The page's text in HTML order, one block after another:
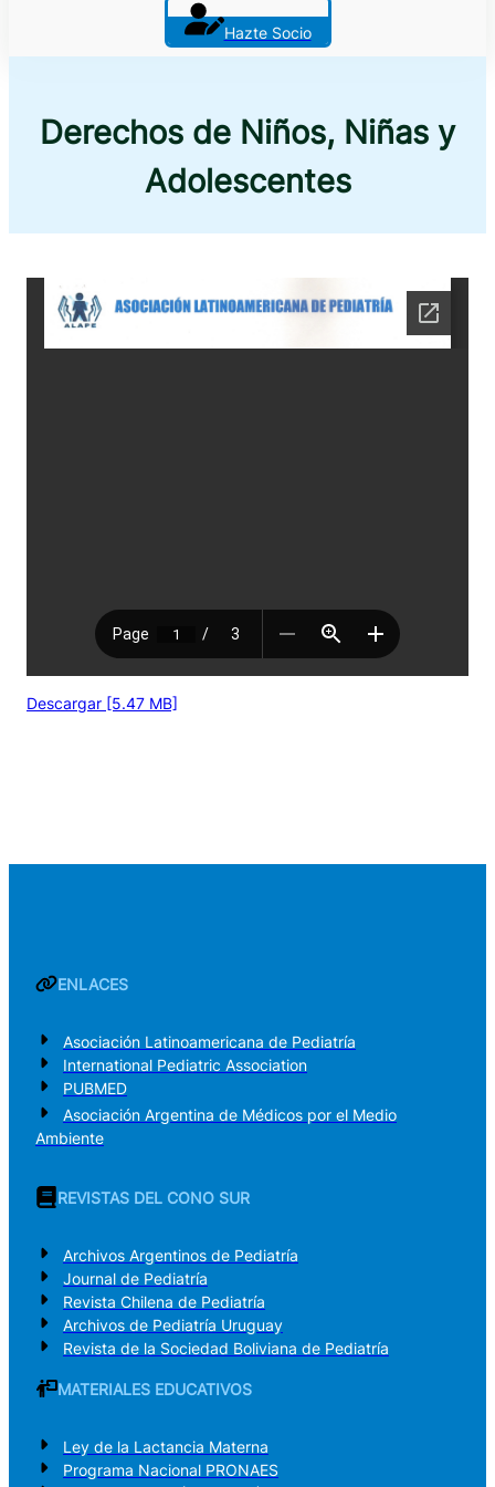
Hazte Socio
Derechos de Niños, Niñas y
Adolescentes
Descargar [5.47 MB]
ENLACES
Asociación Latinoamericana de Pediatría
International Pediatric Association
PUBMED
Asociación Argentina de Médicos por el Medio
Ambiente
REVISTAS DEL CONO SUR
Archivos Argentinos de Pediatría
Journal de Pediatría
Revista Chilena de Pediatría
Archivos de Pediatría Uruguay
Revista de la Sociedad Boliviana de Pediatría
MATERIALES EDUCATIVOS
Ley de la Lactancia Materna
Programa Nacional PRONAES